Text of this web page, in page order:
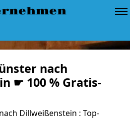
nach
☛ 100 % Gratis-
Dillweißenstein : Top-